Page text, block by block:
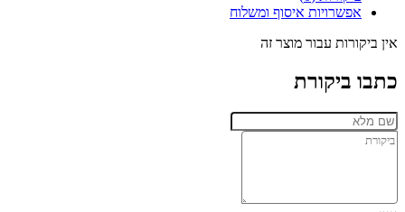
אפשרויות איסוף ומשלוח
אין ביקורות עבור מוצר זה
כתבו ביקורת